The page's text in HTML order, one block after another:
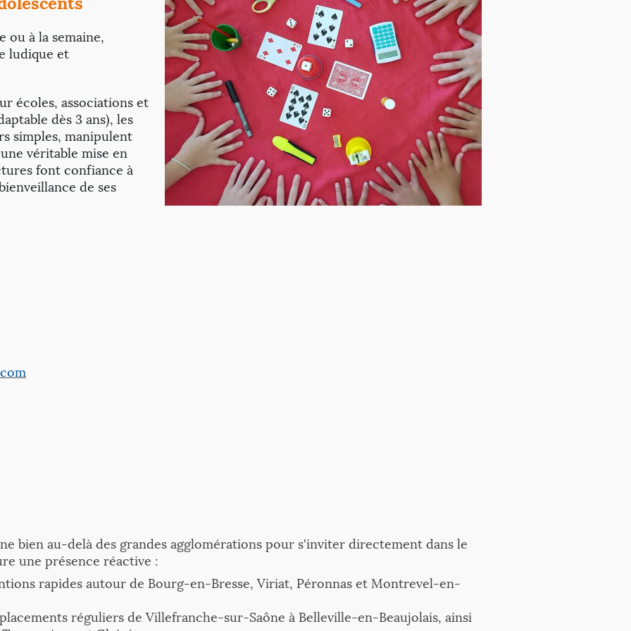
ou à la semaine,
ludique et
écoles, associations et
dès 3 ans), les
simples, manipulent
véritable mise en
font confiance à
de ses
bien au-delà des grandes agglomérations pour s'inviter directement dans le
une présence réactive :
rapides autour de Bourg-en-Bresse, Viriat, Péronnas et Montrevel-en-
réguliers de Villefranche-sur-Saône à Belleville-en-Beaujolais, ainsi